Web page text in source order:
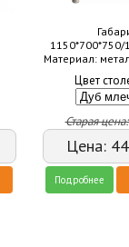
1150*700*750/
Материал:
Цвет
Старая
Цена:
Подробнее